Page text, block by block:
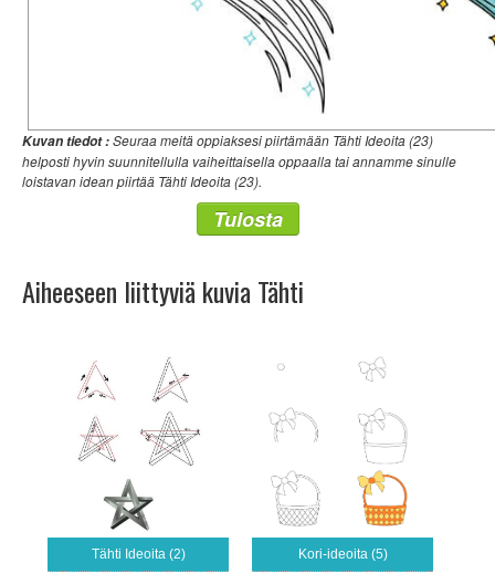
Kuvan tiedot :Seuraa meitä oppiaksesi piirtämään Tähti Ideoita (23)
helposti hyvin suunnitellulla vaiheittaisella oppaalla tai annamme sinulle
loistavan idean piirtää Tähti Ideoita (23).
Tulosta
Aiheeseen liittyviä kuvia Tähti
Tähti Ideoita (2) Kori-ideoita (5)